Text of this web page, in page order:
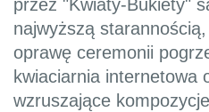
przez "Kwiaty-Bukiety"
najwyższą
oprawę ceremonii
kwiaciarnia internetowa
wzruszające